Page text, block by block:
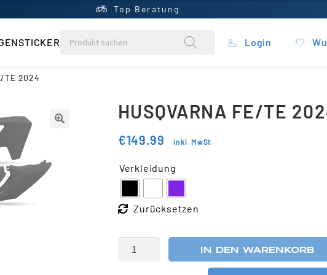
Top Beratung
Login
TE 2024
HUSQVARNA FE/TE
€149.99 inkl. MwSt.
Verkleidung
IN DEN WARENKORB